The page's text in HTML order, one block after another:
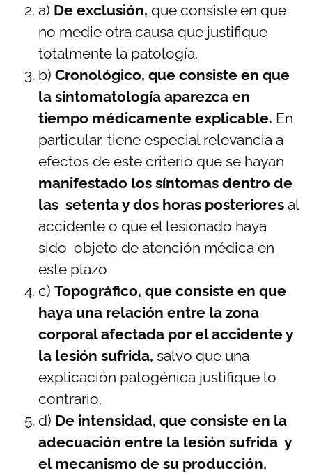
a) De exclusión, que consiste en que
no medie otra causa que justifique
totalmente la patología.
b) Cronológico, que consiste en que
la sintomatología aparezca en
tiempo médicamente explicable. En
particular, tiene especial relevancia a
efectos de este criterio que se hayan
manifestado los síntomas dentro de
las setenta y dos horas posteriores al
accidente o que el lesionado haya
sido objeto de atención médica en
este plazo
c) Topográfico, que consiste en que
haya una relación entre la zona
corporal afectada por el accidente y
la lesión sufrida, salvo que una
explicación patogénica justifique lo
contrario.
d) De intensidad, que consiste en la
adecuación entre la lesión sufrida y
el mecanismo de su producción,